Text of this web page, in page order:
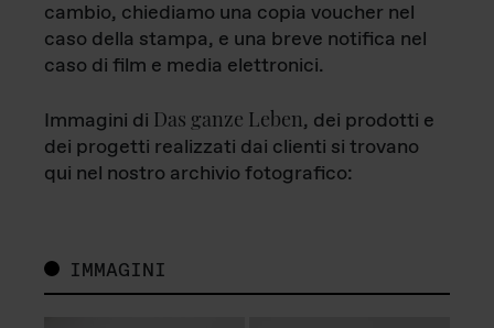
cambio, chiediamo una copia voucher nel
caso della stampa, e una breve notifica nel
caso di film e media elettronici.
Immagini di Das ganze Leben, dei prodotti e
dei progetti realizzati dai clienti si trovano
qui nel nostro archivio fotografico:
IMMAGINI